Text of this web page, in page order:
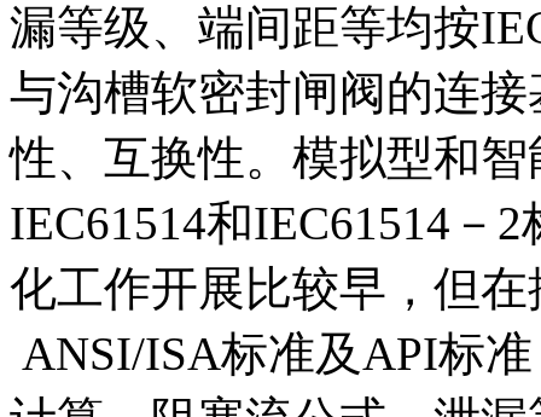
漏等级、端间距等均按
与沟槽软密封闸阀的连
性、互换性。模拟型和
IEC61514和IEC61514－
化工作开展比较早，但
ANSI/ISA标准及API标